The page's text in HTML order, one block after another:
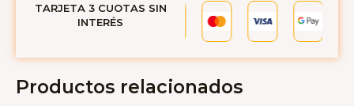
TARJETA 3 CUOTAS SIN
INTERÉS
Productos relacionados